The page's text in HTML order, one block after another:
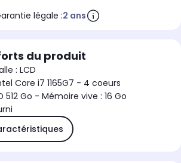
légale :2 ans
du produit
: LCD
Core i7 1165G7 - 4 coeurs
512 Go - Mémoire vive : 16 Go